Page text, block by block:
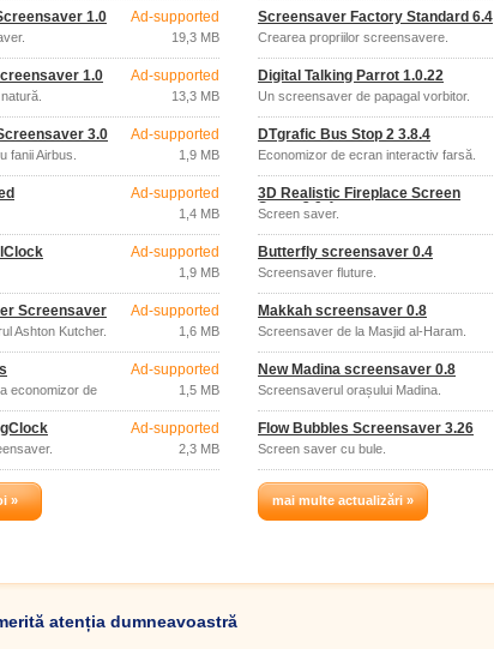
1.0 Ad-supported
19,3 MB
1.0 Ad-supported
13,3 MB
3.0
fanii Airbus.
Ad-supported
1,9 MB
Ad-supported
1,4 MB
Ad-supported
1,9 MB
Screensaver
Ashton Kutcher.
Ad-supported
1,6 MB
economizor de
Ad-supported
1,5 MB
Ad-supported
2,3 MB
»
Screensaver Factory Standard 6.4
Crearea propriilor screensavere.
Digital Talking Parrot 1.0.22
Un screensaver de papagal vorbitor.
DTgrafic Bus Stop 2 3.8.4
Economizor de ecran interactiv farsă.
3D Realistic Fireplace Screen
Saver 3.9.4
Screen saver.
Butterfly screensaver 0.4
Screensaver fluture.
Makkah screensaver 0.8
Screensaver de la Masjid al-Haram.
New Madina screensaver 0.8
Screensaverul orașului Madina.
Flow Bubbles Screensaver 3.26
Screen saver cu bule.
mai multe actualizări »
atenția dumneavoastră